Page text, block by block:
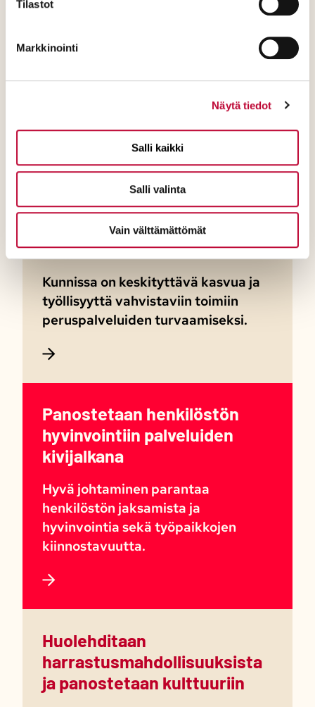
Tilastot
Markkinointi
Näytä tiedot
Salli kaikki
Salli valinta
Vain välttämättömät
Turvataan ikäihmisille
Kestävä talous ja kasvu
vahvojen peruspalveluiden
mahdollistajana
Kunnissa on keskityttävä kasvua ja
työllisyyttä vahvistaviin toimiin
peruspalveluiden turvaamiseksi.
Panostetaan henkilöstön
hyvinvointiin palveluiden
kivijalkana
Hyvä johtaminen parantaa
henkilöstön jaksamista ja
hyvinvointia sekä työpaikkojen
kiinnostavuutta.
Huolehditaan
harrastusmahdollisuuksista
ja panostetaan kulttuuriin